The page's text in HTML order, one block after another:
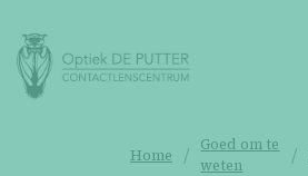
Home /
Goed om te
weten
/